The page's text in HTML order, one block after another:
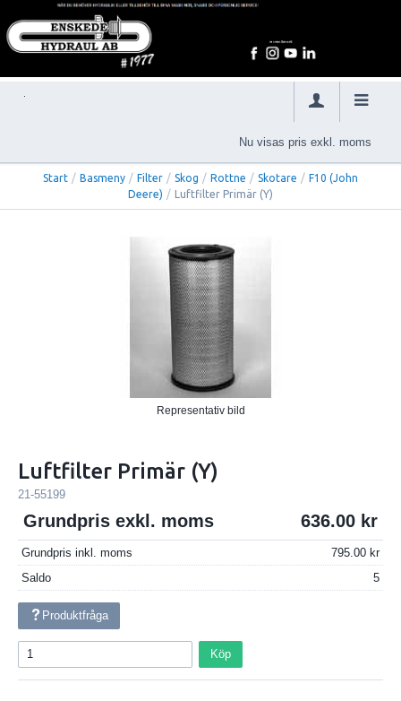
Nu visas pris exkl. moms
Start / Basmeny / Filter / Skog / Rottne / Skotare / F10 (John
Deere) / Luftfilter Primär (Y)
Representativ bild
Luftfilter Primär (Y)
21-55199
Grundpris exkl. moms 636.00
Grundpris inkl. moms
795.00
Saldo
5
Produktfråga
Köp